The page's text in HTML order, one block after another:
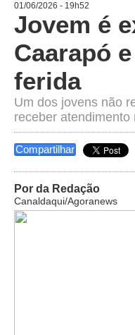
01/06/2026 - 19h52
Jovem é
Caarapó
ferida
Um dos jovens não
receber atendimento
Compartilhar
Por da Redação
Canaldaqui/Agoranews